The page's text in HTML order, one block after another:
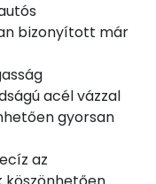
bizonyított már
acél vázzal
gyorsan
az